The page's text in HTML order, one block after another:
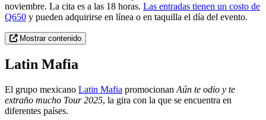
noviembre. La cita es a las 18 horas. Las entradas tienen un costo de
Q650 y pueden adquirirse en línea o en taquilla el día del evento.
Mostrar contenido
Latin Mafia
El grupo mexicano Latin Mafia promocionan Aún te odio y te
extraño mucho Tour 2025, la gira con la que se encuentra en
diferentes países.